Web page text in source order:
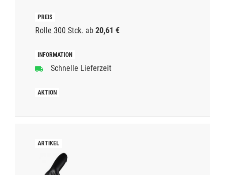
Rolle 300 Stck. ab 20,61 €
Schnelle Lieferzeit